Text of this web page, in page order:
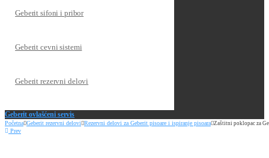
Geberit sifoni i pribor
Geberit cevni sistemi
Geberit rezervni delovi
Geberit ovlašćeni servis
Početna Geberit rezervni delovi Rezervni delovi za Geberit pisoare i ispiranje pisoara Zaštitni poklopac za
Prev